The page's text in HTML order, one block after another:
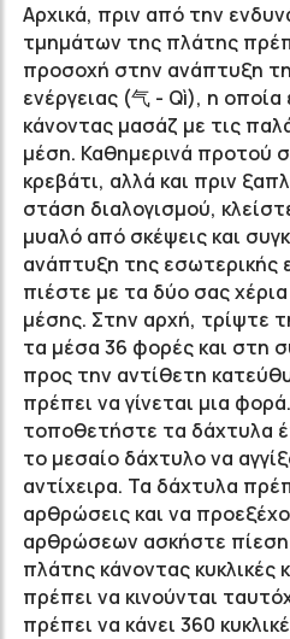
Αρχικά, πριν από την
τμημάτων της πλάτης
προσοχή στην ανάπτυξη
ενέργειας (气 - Qì), η οποία
κάνοντας μασάζ με τις
μέση. Καθημερινά προτού
κρεβάτι, αλλά και πριν
στάση διαλογισμού,
μυαλό από σκέψεις και
ανάπτυξη της εσωτερικής
πιέστε με τα δύο σας
μέσης. Στην αρχή, τρίψτε
τα μέσα 36 φορές και στη
προς την αντίθετη
πρέπει να γίνεται μια
τοποθετήστε τα δάχτυλα
το μεσαίο δάχτυλο να
αντίχειρα. Τα δάχτυλα
αρθρώσεις και να
αρθρώσεων ασκήστε
πλάτης κάνοντας κυκλικές
πρέπει να κινούνται
πρέπει να κάνει 360